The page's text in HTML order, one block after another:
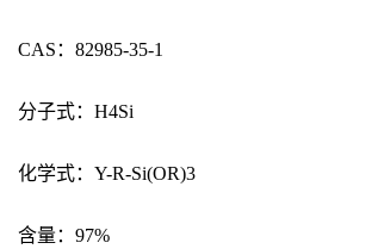
CAS：82985-35-1
分子式：H4Si
化学式：Y-R-Si(OR)3
含量：97%